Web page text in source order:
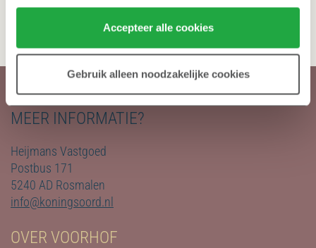
Klik hier voor meer informatie over ons cookiebeleid.
Accepteer alle cookies
Gebruik alleen noodzakelijke cookies
MEER INFORMATIE?
Heijmans Vastgoed
Postbus 171
5240 AD Rosmalen
info@koningsoord.nl
OVER VOORHOF